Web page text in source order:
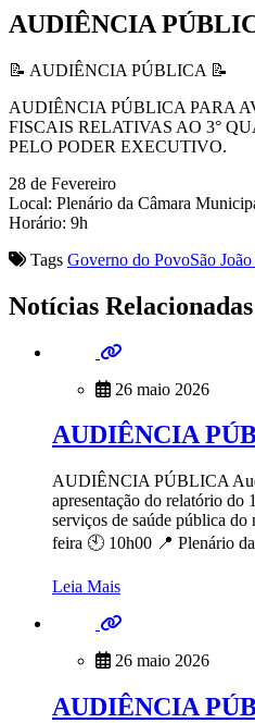
AUDIÊNCIA
📝 AUDIÊNCIA PÚBLICA 📝
AUDIÊNCIA PÚBLICA PARA
FISCAIS RELATIVAS AO 3°
PELO PODER EXECUTIVO.
28 de Fevereiro
Local: Plenário da Câmara
Horário: 9h
Tags Governo do PovoSão
Notícias Relacionadas
26 maio 2026
AUDIÊNCIA
AUDIÊNCIA PÚBLICA
apresentação do relatório do
serviços de saúde pública
feira 🕙 10h00 📍 Plenário
Leia Mais
26 maio 2026
AUDIÊNCIA